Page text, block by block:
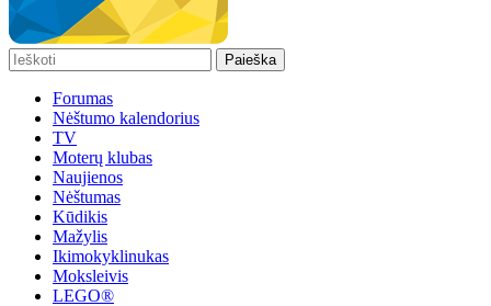
Paieška
Forumas
Nėštumo kalendorius
TV
Moterų klubas
Naujienos
Nėštumas
Kūdikis
Mažylis
Ikimokyklinukas
Moksleivis
LEGO®